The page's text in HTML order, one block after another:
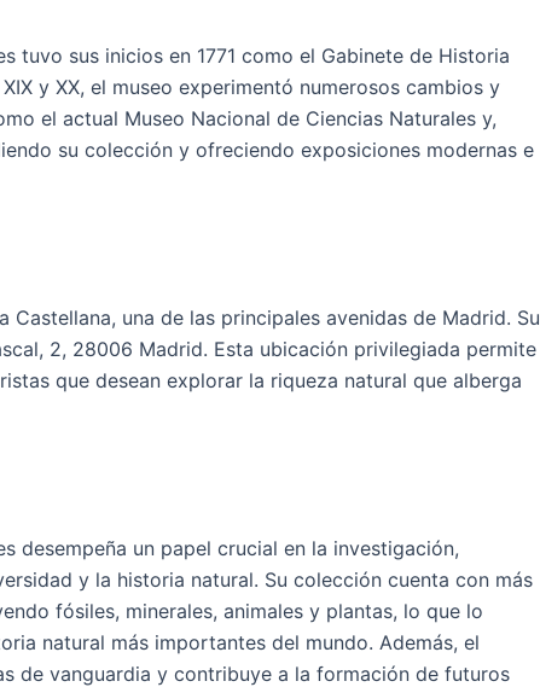
tuvo sus inicios en 1771 como el Gabinete de Historia
y XX, el museo experimentó numerosos cambios y
el actual Museo Nacional de Ciencias Naturales y,
su colección y ofreciendo exposiciones modernas e
Castellana, una de las principales avenidas de Madrid. Su
2, 28006 Madrid. Esta ubicación privilegiada permite
que desean explorar la riqueza natural que alberga
desempeña un papel crucial en la investigación,
y la historia natural. Su colección cuenta con más
fósiles, minerales, animales y plantas, lo que lo
natural más importantes del mundo. Además, el
de vanguardia y contribuye a la formación de futuros